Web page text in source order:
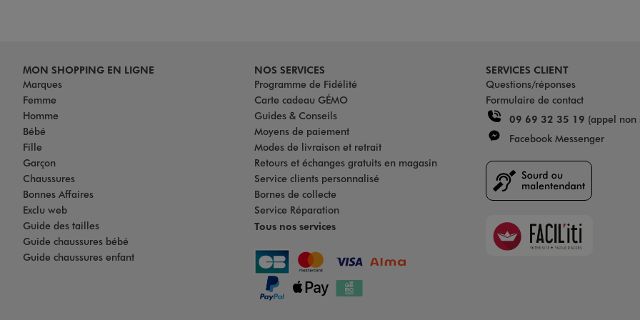
MON SHOPPING EN LIGNE
Marques
Femme
Homme
Bébé
Fille
Garçon
Chaussures
Bonnes Affaires
Exclu web
Guide des tailles
Guide chaussures bébé
Guide chaussures enfant
NOS SERVICES
Programme de Fidélité
Carte cadeau GÉMO
Guides & Conseils
Moyens de paiement
Modes de livraison et retrait
Retours et échanges gratuits en magasin
Service clients personnalisé
Bornes de collecte
Service Réparation
Tous nos services
SERVICES CLIENT
Questions/réponses
Formulaire de contact
09 69 32 35 19 (appel non
Facebook Messenger
Faciliti